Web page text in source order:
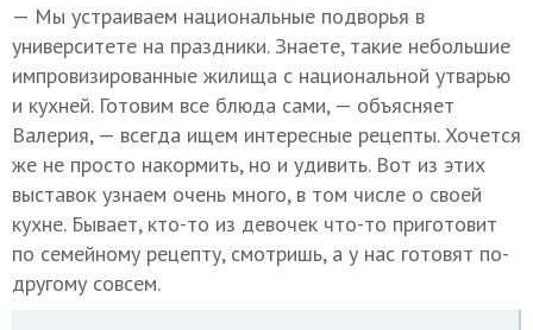
— Мы устраиваем национальные подворья в
университете на праздники. Знаете, такие небольшие
импровизированные жилища с национальной утварью
и кухней. Готовим все блюда сами, — объясняет
Валерия, — всегда ищем интересные рецепты. Хочется
же не просто накормить, но и удивить. Вот из этих
выставок узнаем очень много, в том числе о своей
кухне. Бывает, кто-то из девочек что-то приготовит
по семейному рецепту, смотришь, а у нас готовят по-
другому совсем.